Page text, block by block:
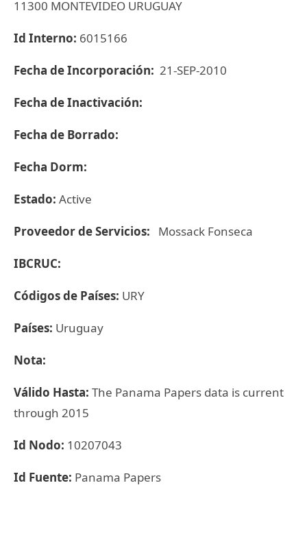
11300 MONTEVIDEO URUGUAY
Id Interno: 6015166
Fecha de Incorporación: 21-SEP-2010
Fecha de Inactivación:
Fecha de Borrado:
Fecha Dorm:
Estado: Active
Proveedor de Servicios: Mossack Fonseca
IBCRUC:
Códigos de Países: URY
Países: Uruguay
Nota:
Válido Hasta: The Panama Papers data is current
through 2015
Id Nodo: 10207043
Id Fuente: Panama Papers